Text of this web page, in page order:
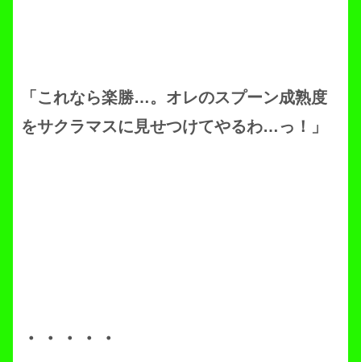
「これなら楽勝…。オレのスプーン成熟度
をサクラマスに見せつけてやるわ…っ！」
・・・・・